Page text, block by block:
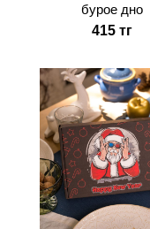
бурое дно
415 тг